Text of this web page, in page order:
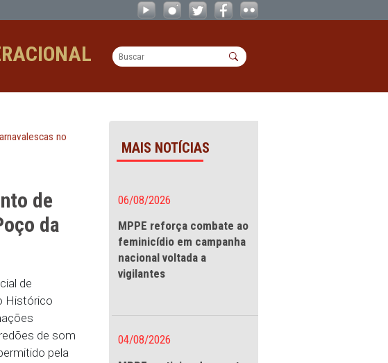
as prévias carnavalescas no Poço
OPERACIONAL
as prévias carnavalescas no
de
no Poço da
na Zona Especial de
o Sítio Histórico
06/08/2026